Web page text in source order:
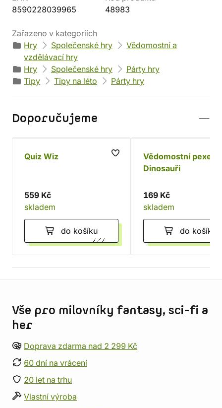
8590228039965
48983
Zařazeno v kategoriích
Hry
Společenské hry
Vědomostní a
vzdělávací hry
Hry
Společenské hry
Párty hry
Tipy
Tipy na léto Párty hry
Doporučujeme
Quiz Wiz
559 Kč
skladem
do košíku
Vědomostní
Dinosauři
169 Kč
skladem
do košíku
Vše pro milovníky fantasy, sci-fi a
her
Doprava zdarma nad 2 299 Kč
60 dní na vrácení
20 let na trhu
Vlastní výroba